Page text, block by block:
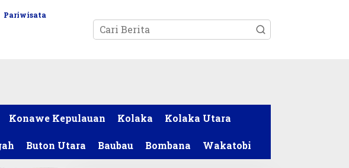
Pariwisata
Konawe Kepulauan Kolaka Kolaka Utara
Buton Utara Baubau Bombana Wakatobi